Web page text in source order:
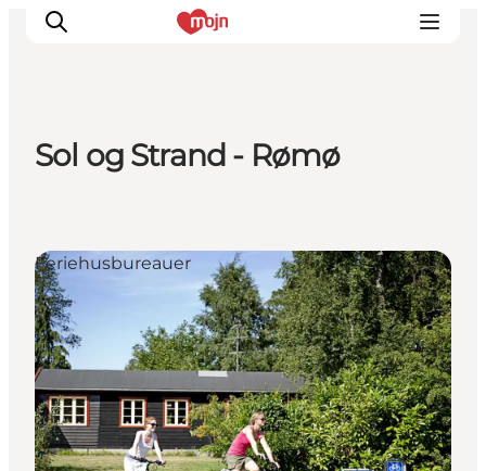
Det sker
Overnatning
Planlæg din ferie
Booking
Sol og Strand - Rømø
Feriehusbureauer